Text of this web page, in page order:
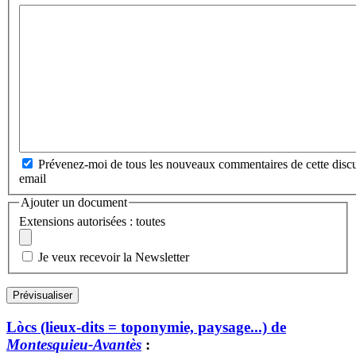
Prévenez-moi de tous les nouveaux commentaires de cette
email
Ajouter un document
Extensions autorisées : toutes
Je veux recevoir la Newsletter
Lòcs (lieux-dits = toponymie, paysage...) de
Montesquieu-Avantès :